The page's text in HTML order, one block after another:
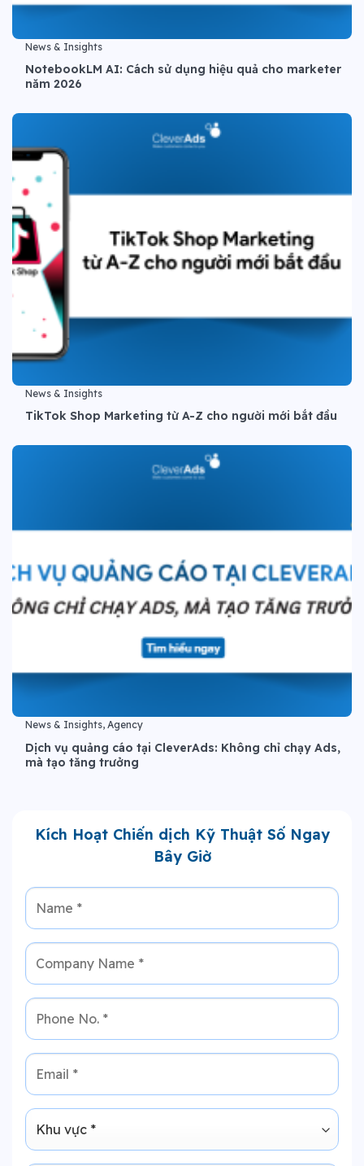
News & Insights
NotebookLM AI: Cách sử dụng hiệu quả cho marketer
năm 2026
News & Insights
TikTok Shop Marketing từ A-Z cho người mới bắt đầu
News & Insights, Agency
Dịch vụ quảng cáo tại CleverAds: Không chỉ chạy Ads,
mà tạo tăng trưởng
Kích Hoạt Chiến dịch Kỹ Thuật Số Ngay
Bây Giờ